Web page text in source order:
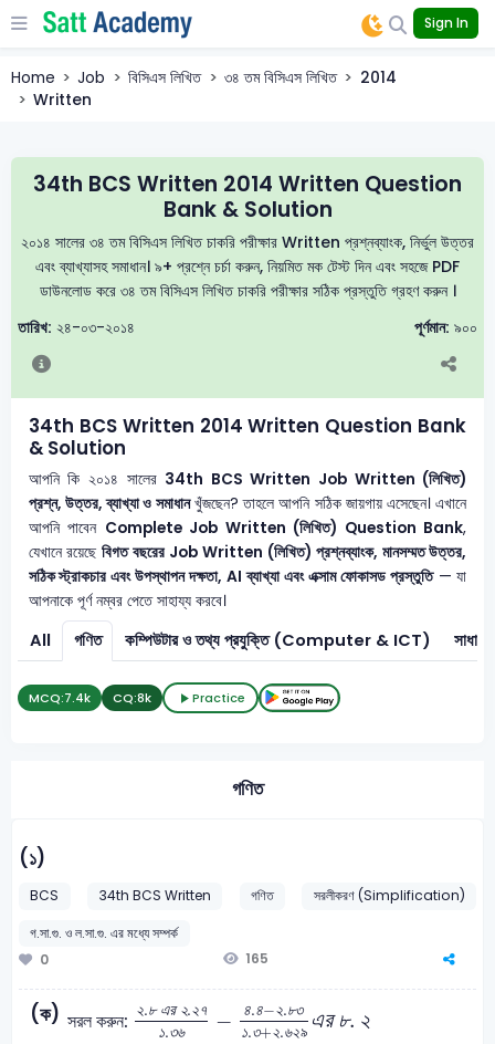
Sign In
Home Job বিসিএস লিখিত ৩৪ তম বিসিএস লিখিত
2014
Written
34th BCS Written 2014 Written Question
Bank & Solution
২০১৪ সালের ৩৪ তম বিসিএস লিখিত চাকরি পরীক্ষার Written প্রশ্নব্যাংক, নির্ভুল উত্তর
এবং ব্যাখ্যাসহ সমাধান। ৯+ প্রশ্নে চর্চা করুন, নিয়মিত মক টেস্ট দিন এবং সহজে PDF
ডাউনলোড করে ৩৪ তম বিসিএস লিখিত চাকরি পরীক্ষার সঠিক প্রস্তুতি গ্রহণ করুন ।
তারিখ: ২৪-০৩-২০১৪ পূর্ণমান: ৯০০
34th BCS Written 2014 Written Question Bank
& Solution
আপনি কি ২০১৪ সালের 34th BCS Written Job Written (লিখিত)
প্রশ্ন, উত্তর, ব্যাখ্যা ও সমাধানখুঁজছেন? তাহলে আপনি সঠিক জায়গায় এসেছেন। এখানে
আপনি পাবেন Complete Job Written (লিখিত) Question Bank,
যেখানে রয়েছেবিগত বছরের Job Written (লিখিত) প্রশ্নব্যাংক, মানসম্মত উত্তর,
সঠিক স্ট্রাকচার এবং উপস্থাপন দক্ষতা, AI ব্যাখ্যা এবং এক্সাম ফোকাসড প্রস্তুতি— যা
আপনাকে পূর্ণ নম্বর পেতে সাহায্য করবে।
All গণিত কম্পিউটার ও তথ্য প্রযুক্তি (Computer & ICT) সাধারণ
MCQ:7.4k CQ:8k Practice
গণিত
(১)
BCS 34th BCS Written গণিত
সরলীকরণ (Simplification)
গ.সা.গু. ও ল.সা.গু. এর মধ্যে সম্পর্ক
0
165
(ক) সরল করুন: ২.৮ এর ২.২৭
১.৩৬ − ৪.৪−২.৮৩
১.৩+২.৬২৯
এর ৮. ২
২. ৮ এর ২. ৩ ৬ -৪.৪